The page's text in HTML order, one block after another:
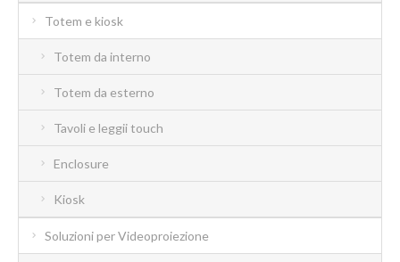
Totem e kiosk
Totem da interno
Totem da esterno
Tavoli e leggii touch
Enclosure
Kiosk
Soluzioni per Videoproiezione